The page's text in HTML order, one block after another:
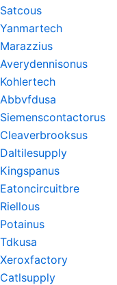
Satcous
Yanmartech
Marazzius
Averydennisonus
Kohlertech
Abbvfdusa
Siemenscontactorus
Cleaverbrooksus
Daltilesupply
Kingspanus
Eatoncircuitbre
Riellous
Potainus
Tdkusa
Xeroxfactory
Catlsupply